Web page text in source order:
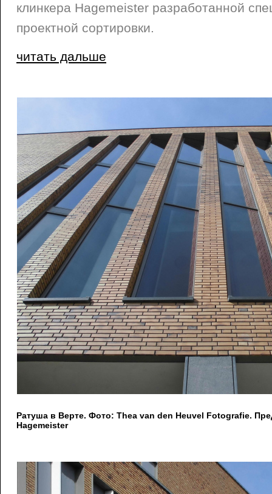
клинкера Hagemeister разработанной
проектной сортировки.
читать дальше
Ратуша в Верте. Фото: Thea van den Heuvel Fotografie.
Hagemeister